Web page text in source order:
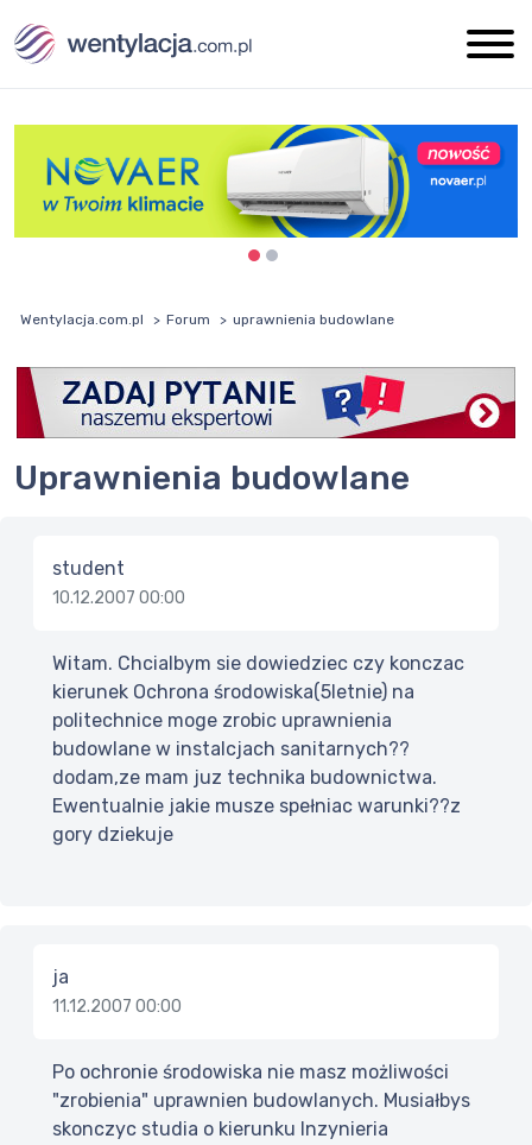
Wentylacja.com.pl Forum uprawnienia budowlane
uprawnienia budowlane
student
10.12.2007 00:00
Witam. Chcialbym sie dowiedziec czy konczac
kierunek Ochrona środowiska(5letnie) na
politechnice moge zrobic uprawnienia
budowlane w instalcjach sanitarnych??
dodam,ze mam juz technika budownictwa.
Ewentualnie jakie musze spełniac warunki??z
gory dziekuje
ja
11.12.2007 00:00
Po ochronie środowiska nie masz możliwości
"zrobienia" uprawnien budowlanych. Musiałbys
skonczyc studia o kierunku Inzynieria